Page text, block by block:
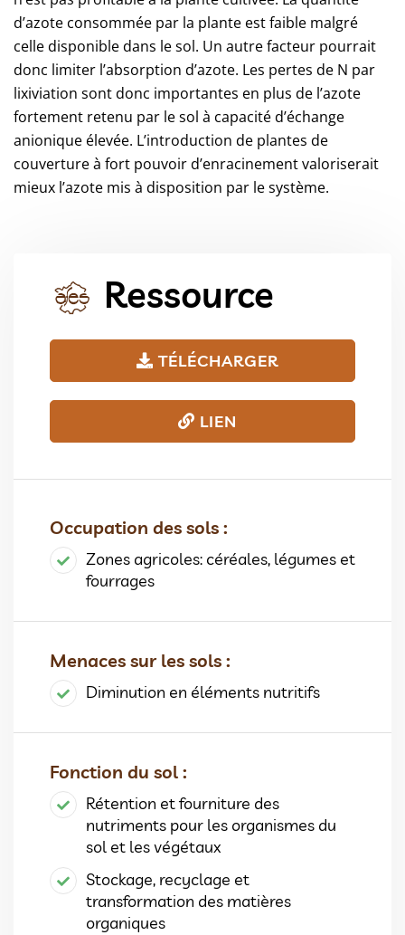
d’azote consommée par la plante est faible malgré
celle disponible dans le sol. Un autre facteur pourrait
donc limiter l’absorption d’azote. Les pertes de N par
lixiviation sont donc importantes en plus de l’azote
fortement retenu par le sol à capacité d’échange
anionique élevée. L’introduction de plantes de
couverture à fort pouvoir d’enracinement valoriserait
mieux l’azote mis à disposition par le système.
Ressource
TÉLÉCHARGER
LIEN
Occupation des sols :
Zones agricoles: céréales, légumes et
fourrages
Menaces sur les sols :
Diminution en éléments nutritifs
Fonction du sol :
Rétention et fourniture des
nutriments pour les organismes du
sol et les végétaux
Stockage, recyclage et
transformation des matières
organiques